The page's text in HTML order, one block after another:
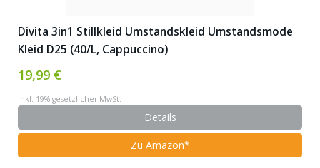
Divita 3in1 Stillkleid Umstandskleid Umstandsmode
Kleid D25 (40/L, Cappuccino)
19,99 €
inkl. 19% gesetzlicher MwSt.
Details
Zu Amazon*